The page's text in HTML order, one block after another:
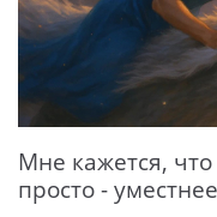
Мне кажется,
просто -